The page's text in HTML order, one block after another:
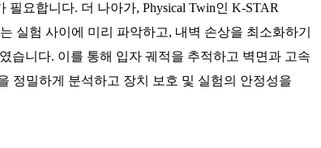
요합니다. 더 나아가, Physical Twin인 K-STAR
실험 사이에 미리 파악하고, 내벽 손상을 최소화하기
습니다. 이를 통해 입자 궤적을 추적하고 벽면과 고속
정밀하게 분석하고 장치 보호 및 실험의 안정성을